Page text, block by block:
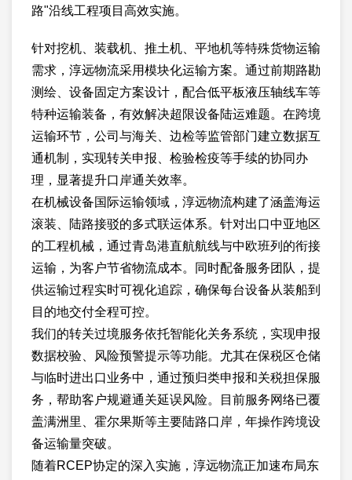
路"沿线工程项目高效实施。
针对挖机、装载机、推土机、平地机等特殊货物运输
需求，淳远物流采用模块化运输方案。通过前期路勘
测绘、设备固定方案设计，配合低平板液压轴线车等
特种运输装备，有效解决超限设备陆运难题。在跨境
运输环节，公司与海关、边检等监管部门建立数据互
通机制，实现转关申报、检验检疫等手续的协同办
理，显著提升口岸通关效率。
在机械设备国际运输领域，淳远物流构建了涵盖海运
滚装、陆路接驳的多式联运体系。针对出口中亚地区
的工程机械，通过青岛港直航航线与中欧班列的衔接
运输，为客户节省物流成本。同时配备服务团队，提
供运输过程实时可视化追踪，确保每台设备从装船到
目的地交付全程可控。
我们的转关过境服务依托智能化关务系统，实现申报
数据校验、风险预警提示等功能。尤其在保税区仓储
与临时进出口业务中，通过预归类申报和关税担保服
务，帮助客户规避通关延误风险。目前服务网络已覆
盖满洲里、霍尔果斯等主要陆路口岸，年操作跨境设
备运输量突破。
随着RCEP协定的深入实施，淳远物流正加速布局东